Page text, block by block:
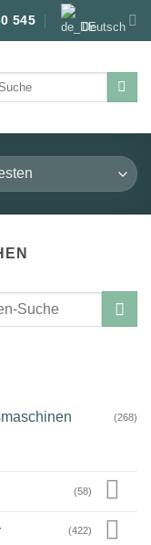
545 Deutsch
(268)
(58)
(422)